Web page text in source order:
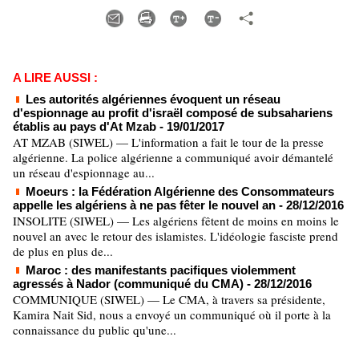
A LIRE AUSSI :
Les autorités algériennes évoquent un réseau
d'espionnage au profit d'israël composé de subsahariens
établis au pays d'At Mzab - 19/01/2017
AT MZAB (SIWEL) — L'information a fait le tour de la presse
algérienne. La police algérienne a communiqué avoir démantelé
un réseau d'espionnage au...
Moeurs : la Fédération Algérienne des Consommateurs
appelle les algériens à ne pas fêter le nouvel an - 28/12/2016
INSOLITE (SIWEL) — Les algériens fêtent de moins en moins le
nouvel an avec le retour des islamistes. L'idéologie fasciste prend
de plus en plus de...
Maroc : des manifestants pacifiques violemment
agressés à Nador (communiqué du CMA) - 28/12/2016
COMMUNIQUE (SIWEL) — Le CMA, à travers sa présidente,
Kamira Nait Sid, nous a envoyé un communiqué où il porte à la
connaissance du public qu'une...